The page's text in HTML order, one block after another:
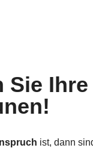
Sie
ist, dann